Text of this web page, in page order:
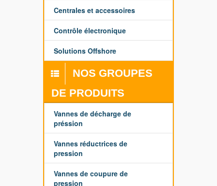
Centrales et accessoires
Contrôle électronique
Solutions Offshore
NOS GROUPES
DE PRODUITS
Vannes de décharge de
préssion
Vannes réductrices de
pression
Vannes de coupure de
pression